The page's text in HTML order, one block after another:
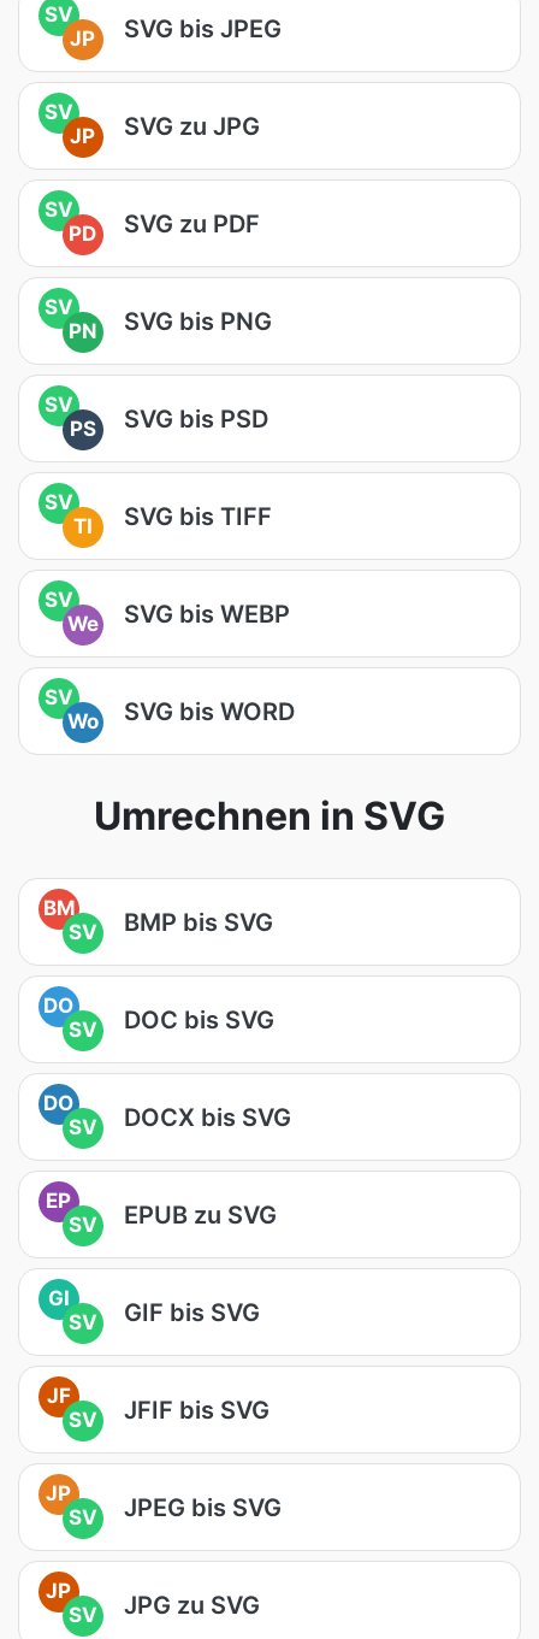
SV
JP
SVG bis JPEG
SV
JP
SVG zu JPG
SV
PD
SVG zu PDF
SV
PN
SVG bis PNG
SV
PS
SVG bis PSD
SV
TI
SVG bis TIFF
SV
We
SVG bis WEBP
SV
Wo
SVG bis WORD
Umrechnen in SVG
BM
SV
BMP bis SVG
DO
SV
DOC bis SVG
DO
SV
DOCX bis SVG
EP
SV
EPUB zu SVG
GI
SV
GIF bis SVG
JF
SV
JFIF bis SVG
JP
SV
JPEG bis SVG
JP
SV
JPG zu SVG